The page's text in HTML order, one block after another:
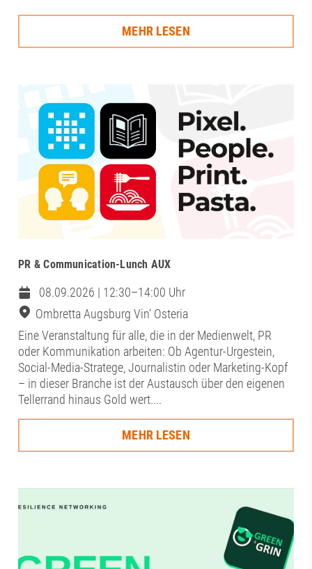
MEHR LESEN
PR & Communication-Lunch AUX
08.09.2026 | 12:30–14:00 Uhr
Ombretta Augsburg Vin‘ Osteria
Eine Veranstaltung für alle, die in der Medienwelt, PR
oder Kommunikation arbeiten: Ob Agentur-Urgestein,
Social-Media-Stratege, Journalistin oder Marketing-Kopf
– in dieser Branche ist der Austausch über den eigenen
Tellerrand hinaus Gold wert....
MEHR LESEN